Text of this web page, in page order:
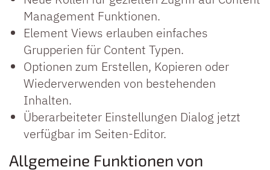
Management Funktionen.
Element Views erlauben einfaches
Grupperien für Content Typen.
Optionen zum Erstellen, Kopieren oder
Wiederverwenden von bestehenden
Inhalten.
Überarbeiteter Einstellungen Dialog jetzt
verfügbar im Seiten-Editor.
Allgemeine Funktionen von